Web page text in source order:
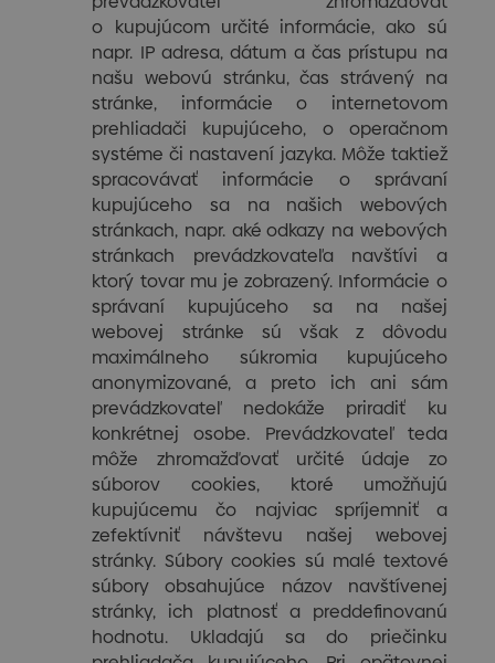
o kupujúcom určité informácie, ako sú
napr. IP adresa, dátum a čas prístupu na
našu webovú stránku, čas strávený na
stránke, informácie o internetovom
prehliadači kupujúceho, o operačnom
systéme či nastavení jazyka. Môže taktiež
spracovávať informácie o správaní
kupujúceho sa na našich webových
stránkach, napr. aké odkazy na webových
stránkach prevádzkovateľa navštívi a
ktorý tovar mu je zobrazený. Informácie o
správaní kupujúceho sa na našej
webovej stránke sú však z dôvodu
maximálneho súkromia kupujúceho
anonymizované, a preto ich ani sám
prevádzkovateľ nedokáže priradiť ku
konkrétnej osobe. Prevádzkovateľ teda
môže zhromažďovať určité údaje zo
súborov cookies, ktoré umožňujú
kupujúcemu čo najviac spríjemniť a
zefektívniť návštevu našej webovej
stránky. Súbory cookies sú malé textové
súbory obsahujúce názov navštívenej
stránky, ich platnosť a preddefinovanú
hodnotu. Ukladajú sa do priečinku